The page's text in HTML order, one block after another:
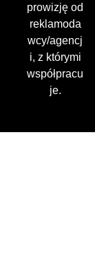
prowizję od
reklamoda
wcy/agencj
i, z którymi
współpracu
je.